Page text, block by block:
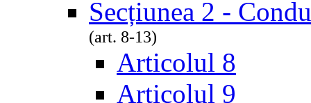
Secțiunea 2 -
(art. 8-13)
Articolul 8
Articolul 9